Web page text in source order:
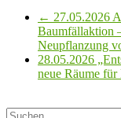
← 27.05.2026
Baumfällaktion
Neupflanzung
28.05.2026
neue Räume